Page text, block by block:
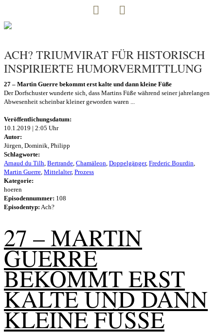
ACH? TRIUMVIRAT FÜR HISTORISCH
INSPIRIERTE HUMORVERMITTLUNG
27 – Martin Guerre bekommt erst kalte und dann kleine Füße
Der Dorfschuster wunderte sich, dass Martins Füße während seiner jahrelangen
Abwesenheit scheinbar kleiner geworden waren ...
Veröffentlichungsdatum:
10.1.2019 | 2:05 Uhr
Autor:
Jürgen, Dominik, Philipp
Schlagworte:
Arnaud du Tilh, Bertrande, Chamäleon, Doppelgänger, Frederic Bourdin,
Martin Guerre, Mittelalter, Prozess
Kategorie:
hoeren
Episodennummer: 108
Episodentyp: Ach?
27 – MARTIN
GUERRE
BEKOMMT ERST
KALTE UND DANN
KLEINE FÜSSE